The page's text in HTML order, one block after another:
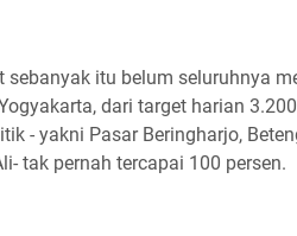
sebanyak itu belum seluruhnya
dari target harian
- yakni Pasar Beringharjo,
tak pernah tercapai 100 persen.